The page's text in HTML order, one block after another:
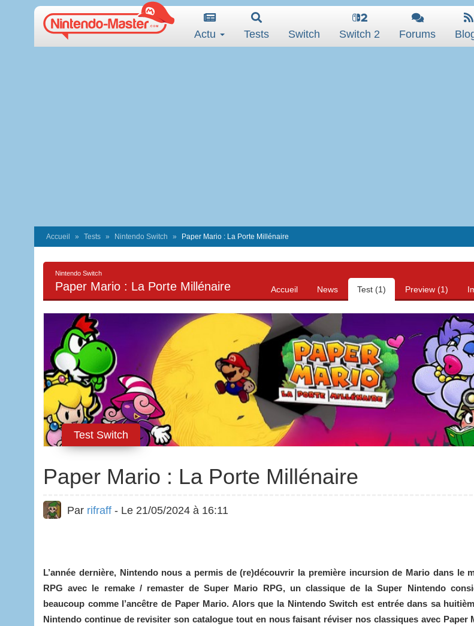
Actu Tests Switch Switch 2 Forums
Accueil Tests Nintendo Switch Paper Mario : La Porte Millénaire
Nintendo Switch
Paper Mario : La Porte Millénaire Accueil News Test (1) Preview (1)
Test Switch
Paper Mario : La Porte Millénaire
Par rifraff - Le 21/05/2024 à 16:11
L’année dernière, Nintendo nous a permis de (re)découvrir la première incursion de Mario dans le
RPG avec le remake / remaster de Super Mario RPG, un classique de la Super Nintendo
beaucoup comme l’ancêtre de Paper Mario. Alors que la Nintendo Switch est entrée dans sa
Nintendo continue de revisiter son catalogue tout en nous faisant réviser nos classiques avec Paper